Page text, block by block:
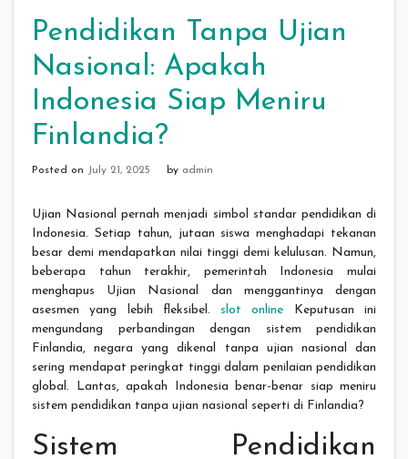
Pendidikan Tanpa Ujian
Nasional: Apakah
Indonesia Siap Meniru
Finlandia?
Posted on July 21, 2025 by admin
Ujian Nasional pernah menjadi simbol standar pendidikan di
Indonesia. Setiap tahun, jutaan siswa menghadapi tekanan
besar demi mendapatkan nilai tinggi demi kelulusan. Namun,
beberapa tahun terakhir, pemerintah Indonesia mulai
menghapus Ujian Nasional dan menggantinya dengan
asesmen yang lebih fleksibel. slot online Keputusan ini
mengundang perbandingan dengan sistem pendidikan
Finlandia, negara yang dikenal tanpa ujian nasional dan
sering mendapat peringkat tinggi dalam penilaian pendidikan
global. Lantas, apakah Indonesia benar-benar siap meniru
sistem pendidikan tanpa ujian nasional seperti di Finlandia?
Sistem Pendidikan